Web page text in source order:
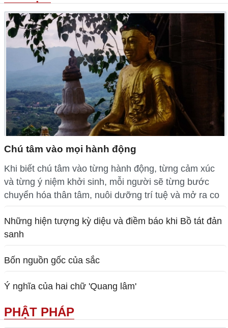
Chú tâm vào mọi hành động
Khi biết chú tâm vào từng hành động, từng cảm xúc
và từng ý niệm khởi sinh, mỗi người sẽ từng bước
chuyển hóa thân tâm, nuôi dưỡng trí tuệ và mở ra co
Những hiện tượng kỳ diệu và điềm báo khi Bồ tát đản
sanh
Bốn nguồn gốc của sắc
Ý nghĩa của hai chữ 'Quang lâm'
PHẬT PHÁP